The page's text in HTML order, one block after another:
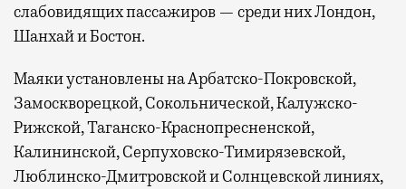
слабовидящих пассажиров — среди них Лондон,
Шанхай и Бостон.
Маяки установлены на Арбатско-Покровской,
Замоскворецкой, Сокольнической, Калужско-
Рижской, Таганско-Краснопресненской,
Калининской, Серпуховско-Тимирязевской,
Люблинско-Дмитровской и Солнцевской линиях,